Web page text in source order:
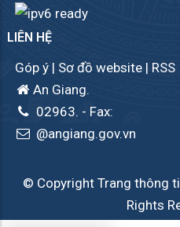
LIÊN HỆ
Góp ý | Sơ đồ website | RSS
An Giang.
02963. - Fax:
@angiang.gov.vn
© Copyright Trang thông
Rights